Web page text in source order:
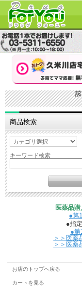
商品検索
キーワード検索
医薬品購
●第
●指定
●第
＞＞医薬
＞＞医薬
お店のトップへ戻る
カートを見る